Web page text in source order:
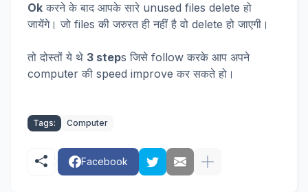
Ok करने के बाद आपके सारे unused files delete हो
जायेंगे। जो files की जरुरत ही नहीं है वो delete हो जाएगी।
तो दोस्तों ये थे 3 steps जिसे follow करके आप अपने
computer की speed improve कर सकते हो।
Tags: Computer
Facebook